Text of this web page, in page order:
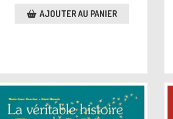
AJOUTER AU PANIER